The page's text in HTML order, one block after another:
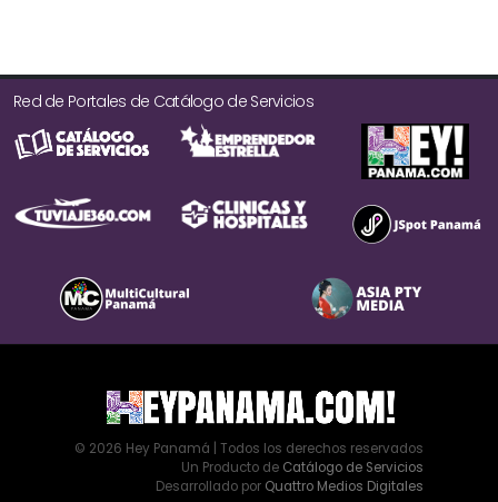
Red de Portales de Catálogo de Servicios
© 2026 Hey Panamá | Todos los derechos reservados
Un Producto de Catálogo de Servicios
Desarrollado por Quattro Medios Digitales